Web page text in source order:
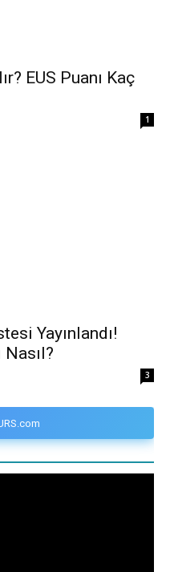
EUS Puanı Kaç
1
Yayınlandı!
3